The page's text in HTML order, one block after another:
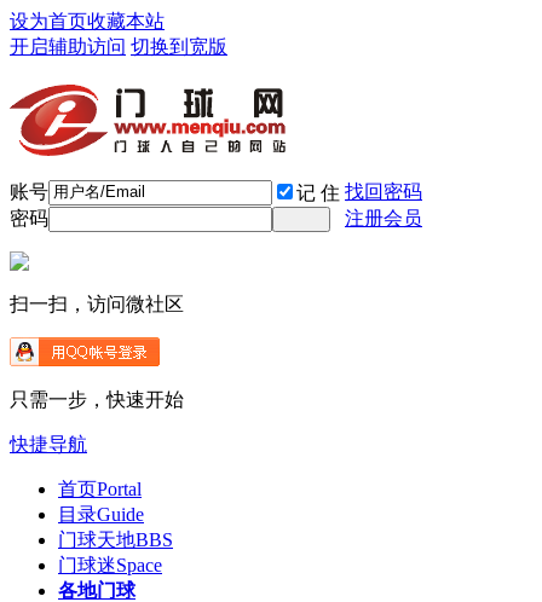
设为首页收藏本站
开启辅助访问 切换到宽版
账号 记 住 找回密码
密码
注册会员
扫一扫，访问微社区
只需一步，快速开始
快捷导航
首页Portal
目录Guide
门球天地BBS
门球迷Space
各地门球